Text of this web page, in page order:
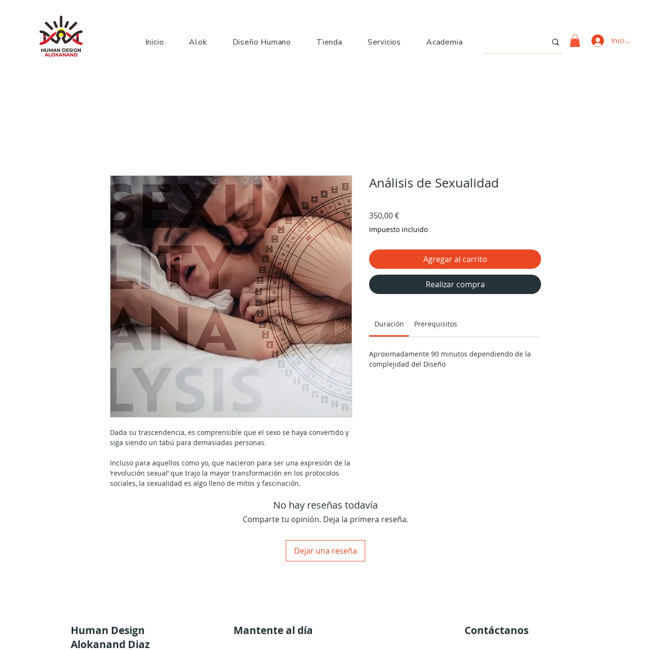
Inicio Alok Diseño Humano Tienda Servicios Academia Iniciar
Dada su trascendencia, es comprensible que el sexo se haya convertido y
siga siendo un tabú para demasiadas personas.
Incluso para aquellos como yo, que nacieron para ser una expresión de la
‘revolución sexual’ que trajo la mayor transformación en los protocolos
sociales, la sexualidad es algo lleno de mitos y fascinación.
Cuando miras la sexualidad humana desde la perspectiva mecánica del
Diseño Humano, los niveles de ignorancia en nuestra especie se hacen
tan evidentes que recuerdo lo doloroso que fue rodar por el suelo
completamente en un profundo sentido de tragedia al descubrir que las
únicas cosas que sentía como ‘superiores a lo mundano’ me condenaban
a un nivel de esclavitud que me hacía odiarme a mí mismo como nada
Análisis de Sexualidad
350,00 €Precio
Impuesto incluido
Agregar al carrito
Realizar compra
Duración Prerequisitos
Aproximadamente 90 minutos dependiendo de la
complejidad del Diseño
No hay reseñas todavía
Comparte tu opinión. Deja la primera reseña.
Dejar una reseña
Human Design
Alokanand Diaz
Mantente al día Contáctanos